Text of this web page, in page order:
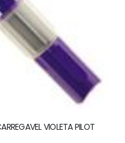
VIOLETA PILOT